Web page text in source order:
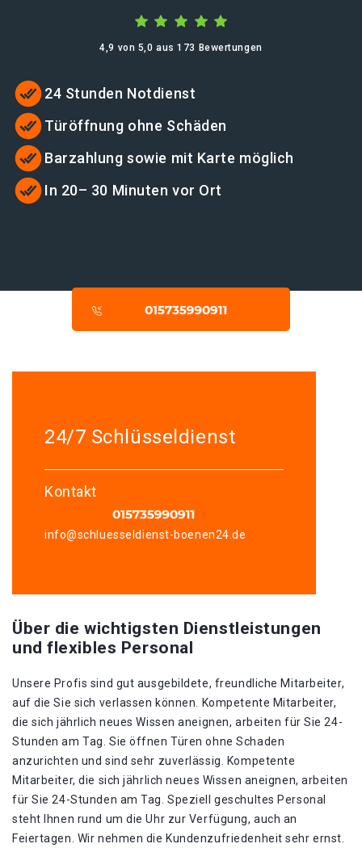
4,9 von 5,0 aus 173 Bewertungen
24 Stunden Notdienst
Türöffnung ohne Schäden
Barzahlung sowie mit Karte möglich
In 20– 30 Minuten vor Ort
24/7 Schlüsseldienst
Kontakt
info@schluesseldienst-boenen24.de
Über die wichtigsten Dienstleistungen
und flexibles Personal
Unsere Profis sind gut ausgebildete, freundliche Mitarbeiter,
auf die Sie sich verlassen können. Kompetente Mitarbeiter,
die sich jährlich neues Wissen aneignen, arbeiten für Sie 24-
Stunden am Tag. Sie öffnen Türen ohne Schaden
anzurichten und sind sehr zuverlässig. Kompetente
Mitarbeiter, die sich jährlich neues Wissen aneignen, arbeiten
für Sie 24-Stunden am Tag. Speziell geschultes Personal
steht Ihnen rund um die Uhr zur Verfügung, auch an
Feiertagen. Wir nehmen die Kundenzufriedenheit sehr ernst.